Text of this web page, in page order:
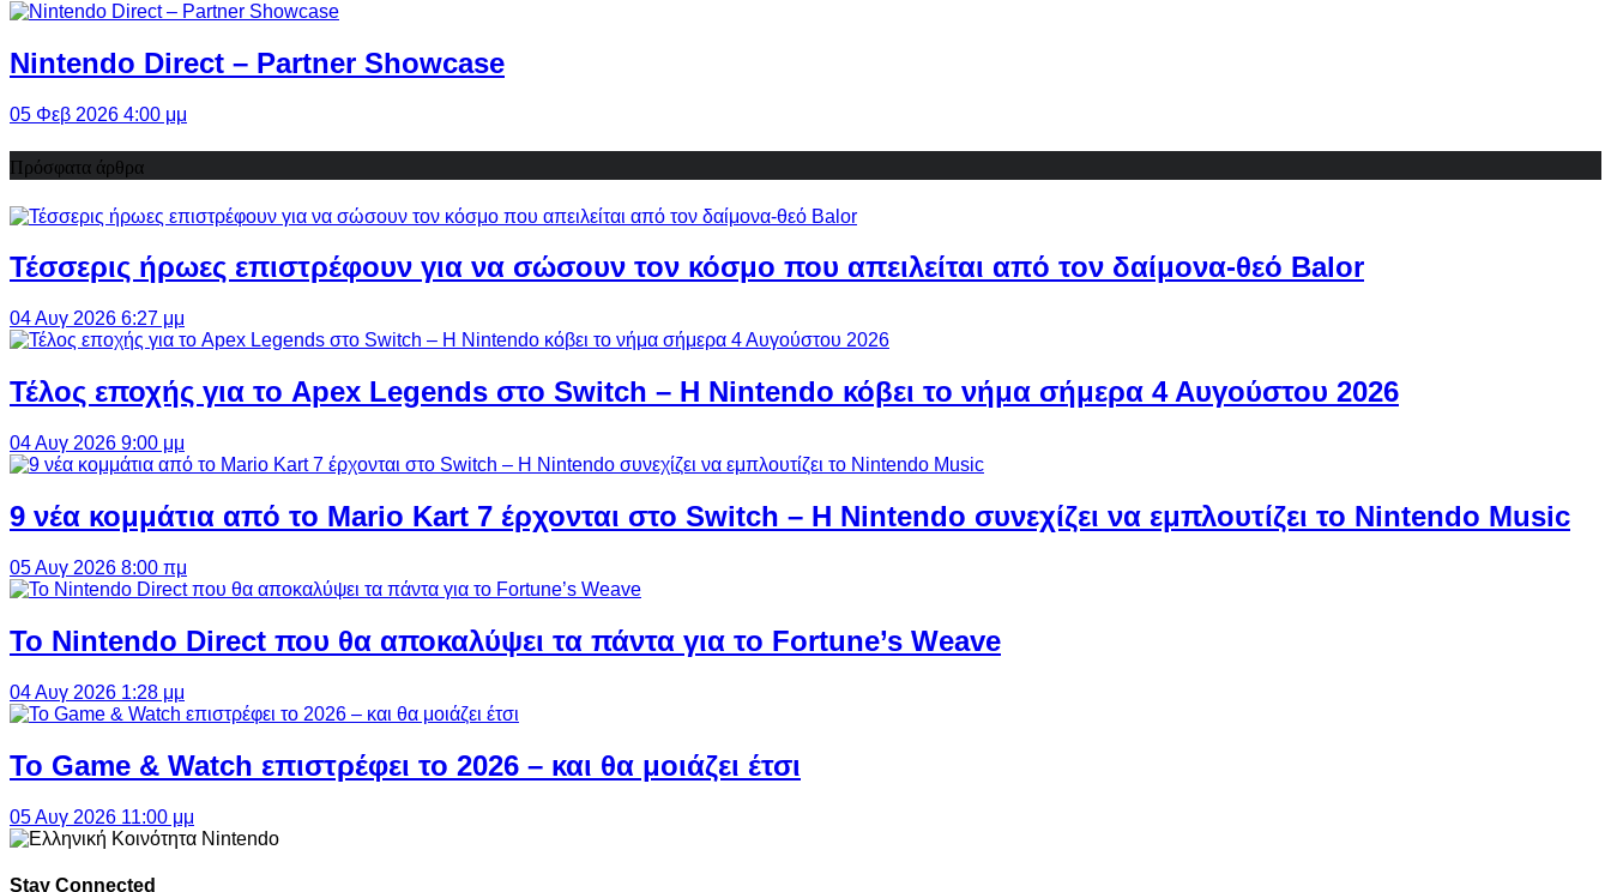
Nintendo Direct – Partner Showcase
05 Φεβ 2026 4:00 μμ
Πρόσφατα άρθρα
Τέσσερις ήρωες επιστρέφουν για να σώσουν τον κόσμο που απειλείται από τον δαίμονα-θεό Balor
04 Αυγ 2026 6:27 μμ
Τέλος εποχής για το Apex Legends στο Switch – Η Nintendo κόβει το νήμα σήμερα 4 Αυγούστου 2026
04 Αυγ 2026 9:00 μμ
9 νέα κομμάτια από το Mario Kart 7 έρχονται στο Switch – Η Nintendo συνεχίζει να εμπλουτίζει το Nintendo Music
05 Αυγ 2026 8:00 πμ
Το Nintendo Direct που θα αποκαλύψει τα πάντα για το Fortune’s Weave
04 Αυγ 2026 1:28 μμ
Το Game & Watch επιστρέφει το 2026 – και θα μοιάζει έτσι
05 Αυγ 2026 11:00 μμ
Stay Connected